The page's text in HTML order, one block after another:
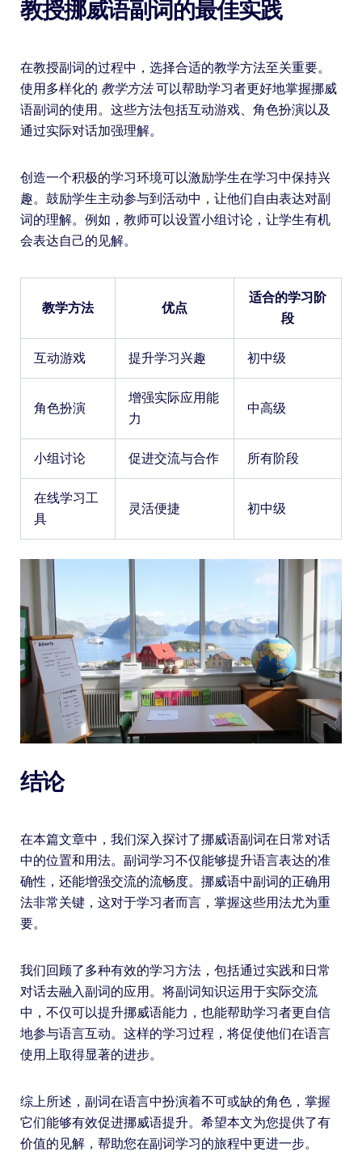
教授挪威语副词的最佳实践
在教授副词的过程中，选择合适的教学方法至关重要。
使用多样化的 教学方法可以帮助学习者更好地掌握挪威
语副词的使用。这些方法包括互动游戏、角色扮演以及
通过实际对话加强理解。
创造一个积极的学习环境可以激励学生在学习中保持兴
趣。鼓励学生主动参与到活动中，让他们自由表达对副
词的理解。例如，教师可以设置小组讨论，让学生有机
会表达自己的见解。
教学方法 优点
适合的学习阶
段
互动游戏 提升学习兴趣 初中级
角色扮演
增强实际应用能
力
中高级
小组讨论 促进交流与合作 所有阶段
在线学习工
具
灵活便捷 初中级
结论
在本篇文章中，我们深入探讨了挪威语副词在日常对话
中的位置和用法。副词学习不仅能够提升语言表达的准
确性，还能增强交流的流畅度。挪威语中副词的正确用
法非常关键，这对于学习者而言，掌握这些用法尤为重
要。
我们回顾了多种有效的学习方法，包括通过实践和日常
对话去融入副词的应用。将副词知识运用于实际交流
中，不仅可以提升挪威语能力，也能帮助学习者更自信
地参与语言互动。这样的学习过程，将促使他们在语言
使用上取得显著的进步。
综上所述，副词在语言中扮演着不可或缺的角色，掌握
它们能够有效促进挪威语提升。希望本文为您提供了有
价值的见解，帮助您在副词学习的旅程中更进一步。